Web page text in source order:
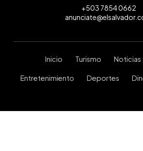
+503 7854 0662
Inicio Turismo Noticias
Entretenimiento Deportes